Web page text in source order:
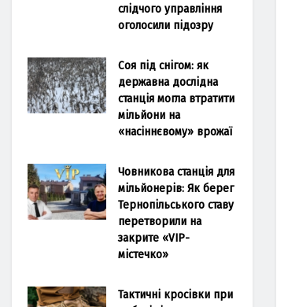
слідчого управління
оголосили підозру
Соя під снігом: як
державна дослідна
станція могла втратити
мільйони на
«насіннєвому» врожаї
Човникова станція для
мільйонерів: Як берег
Тернопільського ставу
перетворили на
закрите «VIP-
містечко»
Тактичні кросівки при